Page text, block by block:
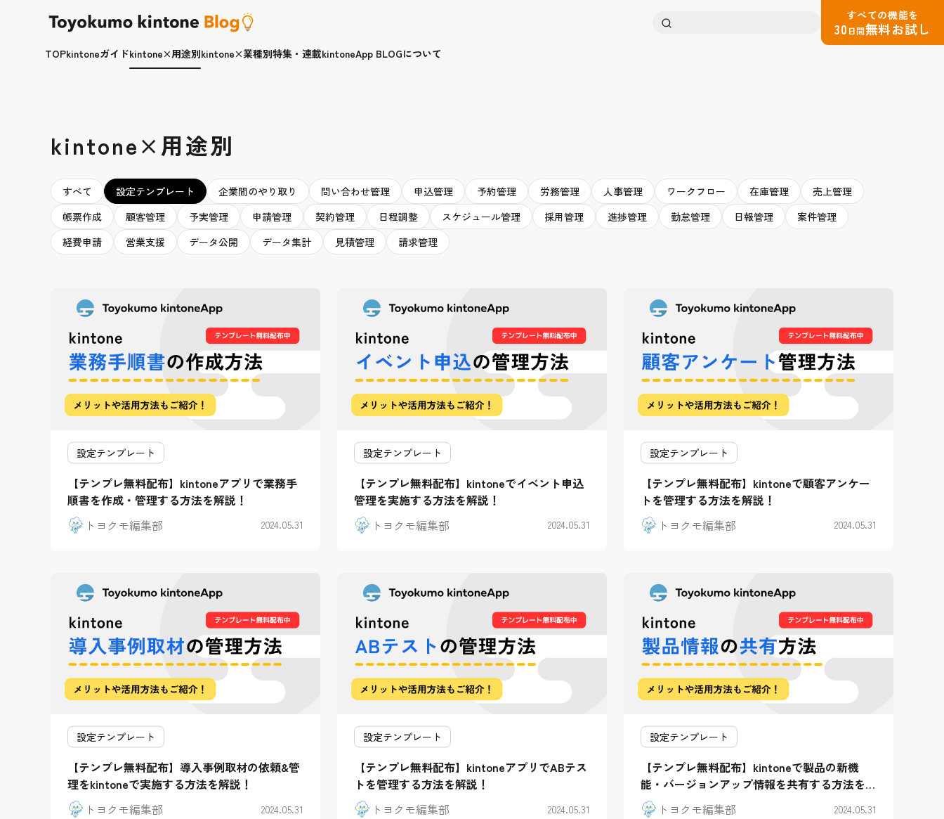
検
すべての機能を
30 日間無料お試し
TOPkintoneガイドkintone×用途別kintone×業種別特集・連載kintoneApp BLOGについて
kintone×用途別
すべて 設定テンプレート 企業間のやり取り 問い合わせ管理 申込管理 予約管理 労務管理 人事管理 ワークフロー 在庫管理
売上管理
帳票作成
顧客管理 予実管理 申請管理 契約管理 日程調整 スケジュール管理 採用管理 進捗管理 勤怠管理 日報管理
案件管理
経費申請
営業支援 データ公開 データ集計 見積管理 請求管理
設定テンプレート
【テンプレ無料配布】kintoneアプリで業務手
順書を作成・管理する方法を解説！
トヨクモ編集部
2024.05.31
設定テンプレート
【テンプレ無料配布】kintoneでイベント申込
管理を実施する方法を解説！
トヨクモ編集部
2024.05.31
設定テンプレート
【テンプレ無料配布】kintoneで顧客アンケー
トを管理する方法を解説！
トヨクモ編集部
2024.05.31
設定テンプレート
【テンプレ無料配布】導入事例取材の依頼&管
理をkintoneで実施する方法を解説！
トヨクモ編集部
2024.05.31
設定テンプレート
【テンプレ無料配布】kintoneアプリでABテス
トを管理する方法を解説！
トヨクモ編集部
2024.05.31
設定テンプレート
【テンプレ無料配布】kintoneで製品の新機
能・バージョンアップ情報を共有する方法を解
説！ トヨクモ編集部 2024.05.31